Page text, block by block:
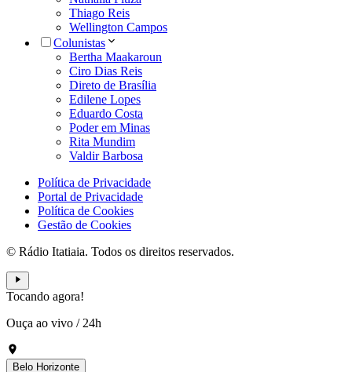
Thiago Reis
Wellington Campos
Colunistas
Bertha Maakaroun
Ciro Dias Reis
Direto de Brasília
Edilene Lopes
Eduardo Costa
Poder em Minas
Rita Mundim
Valdir Barbosa
Política de Privacidade
Portal de Privacidade
Política de Cookies
Gestão de Cookies
© Rádio Itatiaia. Todos os direitos reservados.
Tocando agora!
Ouça ao vivo / 24h
Belo Horizonte